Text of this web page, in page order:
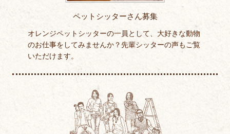
ペットシッターさん募集
オレンジペットシッターの一員として、大好きな動物
のお仕事をしてみませんか？先輩シッターの声もご覧
いただけます。